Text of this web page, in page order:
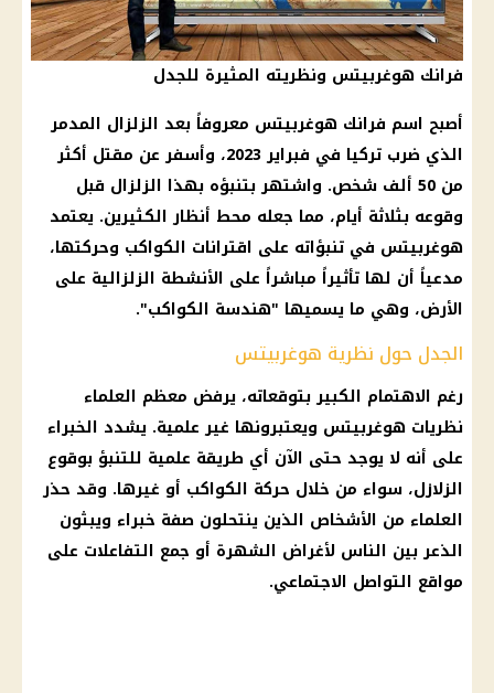
فرانك هوغربيتس ونظريته المثيرة للجدل
أصبح اسم فرانك هوغربيتس معروفاً بعد الزلزال المدمر
الذي ضرب تركيا
في فبراير 2023، وأسفر عن مقتل أكثر
من 50 ألف شخص. واشتهر بتنبؤه بهذا
الزلزال قبل
وقوعه بثلاثة أيام، مما جعله محط أنظار الكثيرين. يعتمد
هوغربيتس في تنبؤاته على اقترانات الكواكب وحركتها،
مدعياً أن لها تأثيراً مباشراً على الأنشطة الزلزالية على
الأرض، وهي ما يسميها "هندسة الكواكب".
الجدل حول نظرية هوغربيتس
رغم الاهتمام الكبير بتوقعاته، يرفض معظم العلماء
نظريات هوغربيتس ويعتبرونها غير علمية. يشدد الخبراء
على أنه لا يوجد حتى الآن أي طريقة علمية للتنبؤ بوقوع
الزلازل، سواء من خلال حركة الكواكب أو غيرها. وقد حذر
العلماء من الأشخاص الذين ينتحلون صفة خبراء ويبثون
الذعر بين الناس لأغراض الشهرة أو جمع التفاعلات على
مواقع التواصل الاجتماعي.